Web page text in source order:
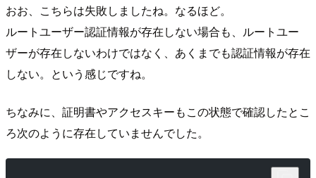
おお、こちらは失敗しましたね。なるほど。
ルートユーザー認証情報が存在しない場合も、ルートユー
ザーが存在しないわけではなく、あくまでも認証情報が存在
しない。という感じですね。
ちなみに、証明書やアクセスキーもこの状態で確認したとこ
ろ次のように存在していませんでした。